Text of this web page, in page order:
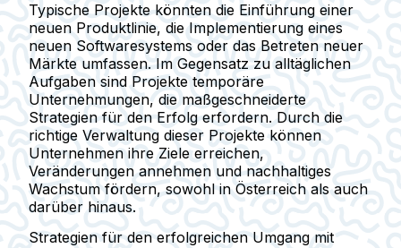
Typische Projekte könnten die Einführung einer
neuen Produktlinie, die Implementierung eines
neuen Softwaresystems oder das Betreten neuer
Märkte umfassen. Im Gegensatz zu alltäglichen
Aufgaben sind Projekte temporäre
Unternehmungen, die maßgeschneiderte
Strategien für den Erfolg erfordern. Durch die
richtige Verwaltung dieser Projekte können
Unternehmen ihre Ziele erreichen,
Veränderungen annehmen und nachhaltiges
Wachstum fördern, sowohl in Österreich als auch
darüber hinaus.
Strategien für den erfolgreichen Umgang mit